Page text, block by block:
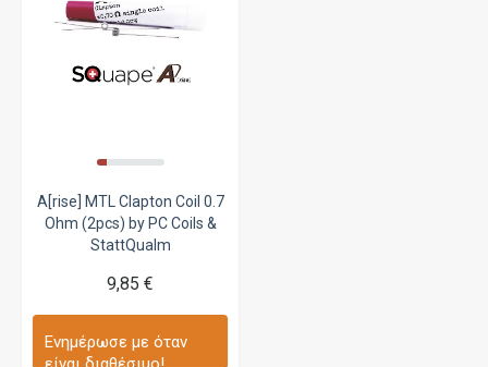
A[rise] MTL Clapton Coil 0.7
Ohm (2pcs) by PC Coils &
StattQualm
9,85 €
Ενημέρωσε με όταν